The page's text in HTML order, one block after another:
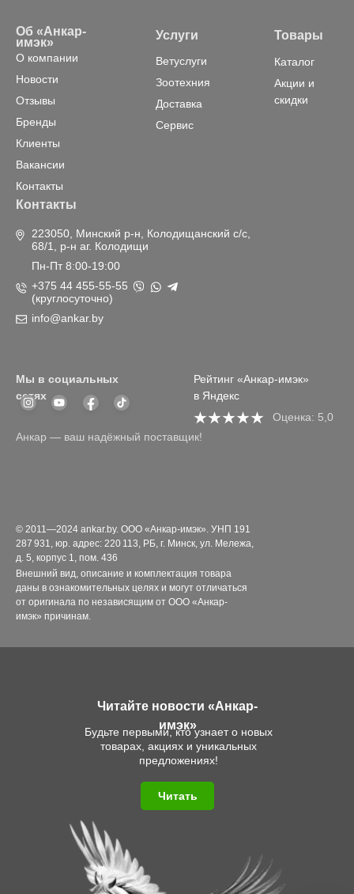
Читайте новости «Анкар-
имэк»
Будьте первыми, кто узнает о новых
товарах, акциях и уникальных
предложениях!
Читать
© 2011—2024 ankar.by. ООО «Анкар-имэк». УНП 191
287 931, юр. адрес: 220 113, РБ, г. Минск, ул. Мележа,
д. 5, корпус 1, пом. 436
Внешний вид, описание и комплектация товара
даны в ознакомительных целях и могут отличаться
от оригинала по независящим от ООО «Анкар-
имэк» причинам.
Об «Анкар-
имэк»
О компании
Новости
Отзывы
Бренды
Клиенты
Вакансии
Контакты
Услуги
Ветуслуги
Доставка
Сервис
Зоотехния
Товары
Каталог
Акции и
скидки
Контакты
223050, Минский р-н, Колодищанский с/с,
68/1, р-н аг. Колодищи
Пн-Пт 8:00-19:00
+375 44 455-55-55
(круглосуточно)
info@ankar.by
Анкар — ваш надёжный поставщик!
Мы в социальных
сетях
Рейтинг «Анкар-имэк»
в Яндекс
Оценка: 5,0